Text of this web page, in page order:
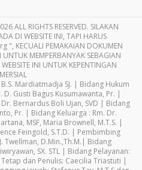
ALL RIGHTS RESERVED. SILAKAN
DI WEBSITE INI, TAPI HARUS
", KECUALI PEMAKAIAN DOKUMEN
UNTUK MEMPERBANYAK SEBAGIAN
INI UNTUK KEPENTINGAN
Mardiatmadja SJ. | Bidang Hukum
D. Gusti Bagus Kusumawanta, Pr. |
Bernardus Boli Ujan, SVD | Bidang
Pr. | Bidang Keluarga : Rm. Dr.
MSF, Maria Brownell, M.T.S. |
Feingold, S.T.D. | Pembimbing
Twellman, D.Min.,Th.M.| Bidang
SX. STL | Bidang Pelayanan:
dan Penulis: Caecilia Triastuti |